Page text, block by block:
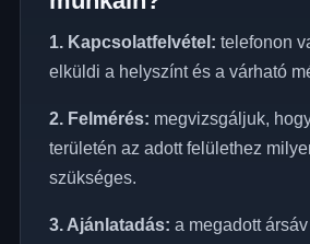
1. Kapcsolatfelvétel: telefonon
elküldi a helyszínt és a várható
2. Felmérés: megvizsgáljuk,
területén az adott felülethez
szükséges.
3. Ajánlatadás: a megadott